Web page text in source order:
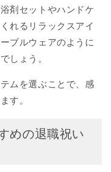
剤セットやハンドケ
れるリラックスアイ
ブルウェアのように
しょう。
ムを選ぶことで、感
す。
めの退職祝い